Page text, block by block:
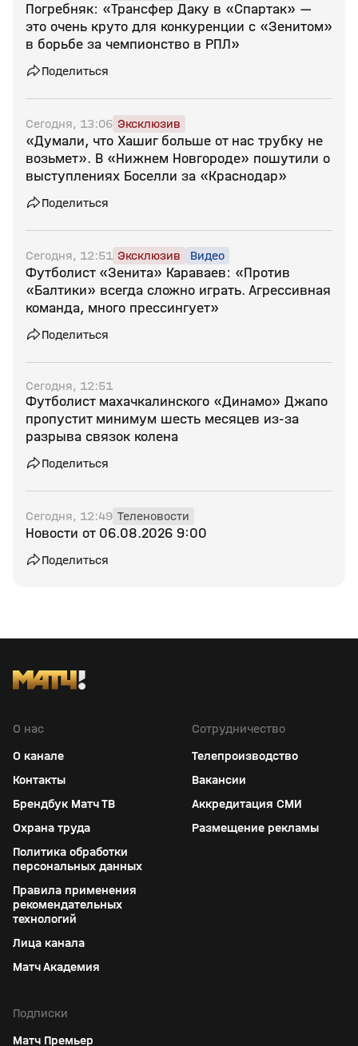
Погребняк: «Трансфер Даку в «Спартак» —
это очень круто для конкуренции с «Зенитом»
в борьбе за чемпионство в РПЛ»
Поделиться
Сегодня, 13:06 Эксклюзив
«Думали, что Хашиг больше от нас трубку не
возьмет». В «Нижнем Новгороде» пошутили о
выступлениях Боселли за «Краснодар»
Поделиться
Сегодня, 12:51 Эксклюзив Видео
Футболист «Зенита» Караваев: «Против
«Балтики» всегда сложно играть. Агрессивная
команда, много прессингует»
Поделиться
Сегодня, 12:51
Футболист махачкалинского «Динамо» Джапо
пропустит минимум шесть месяцев из‑за
разрыва связок колена
Поделиться
Сегодня, 12:49 Теленовости
Новости от 06.08.2026 9:00
Поделиться
О нас
О канале
Контакты
Брендбук Матч ТВ
Охрана труда
Политика обработки
персональных данных
Правила применения
рекомендательных
технологий
Лица канала
Матч Академия
Сотрудничество
Телепроизводство
Вакансии
Аккредитация СМИ
Размещение рекламы
Подписки
Матч Премьер